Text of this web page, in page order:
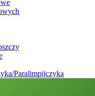
Paralimpijczyka